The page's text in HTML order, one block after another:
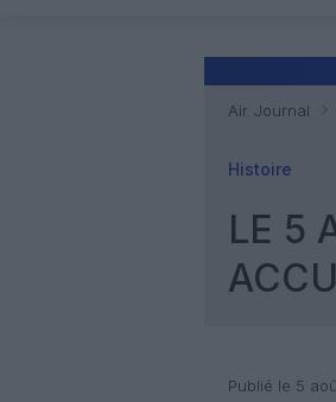
Air Journal
Histoire
LE 5
Publié le 5